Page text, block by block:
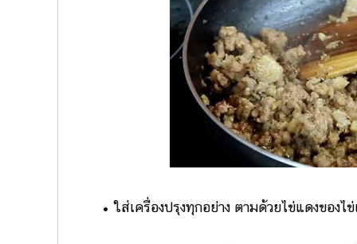
• ใส่เครื่องปรุงทุกอย่าง ตามด้วยไข่แดงของไข่